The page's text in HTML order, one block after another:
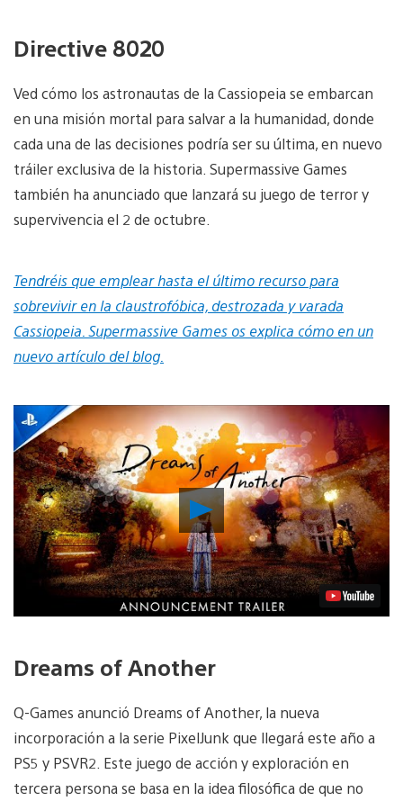
Directive 8020
Ved cómo los astronautas de la Cassiopeia se embarcan
en una misión mortal para salvar a la humanidad, donde
cada una de las decisiones podría ser su última, en nuevo
tráiler exclusiva de la historia. Supermassive Games
también ha anunciado que lanzará su juego de terror y
supervivencia el 2 de octubre.
Tendréis que emplear hasta el último recurso para
sobrevivir en la claustrofóbica, destrozada y varada
Cassiopeia. Supermassive Games os explica cómo en un
nuevo artículo del blog.
Reproducir
vídeo
Dreams of Another
Q-Games anunció Dreams of Another, la nueva
incorporación a la serie PixelJunk que llegará este año a
PS5 y PSVR2. Este juego de acción y exploración en
tercera persona se basa en la idea filosófica de que no